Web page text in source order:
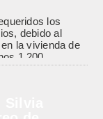
de la
hoy el cuerpo sin
se buscaba
ATHLETIC